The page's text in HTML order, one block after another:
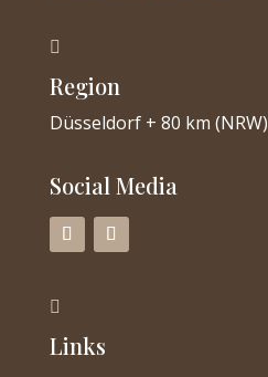

Region
Düsseldorf + 80 km (NRW)
Social Media

Links